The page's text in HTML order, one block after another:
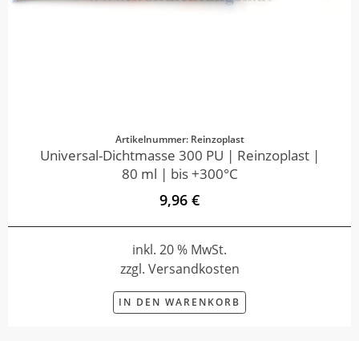
Artikelnummer: Reinzoplast
Universal-Dichtmasse 300 PU | Reinzoplast |
80 ml | bis +300°C
9,96 €
inkl. 20 % MwSt.
zzgl. Versandkosten
IN DEN WARENKORB